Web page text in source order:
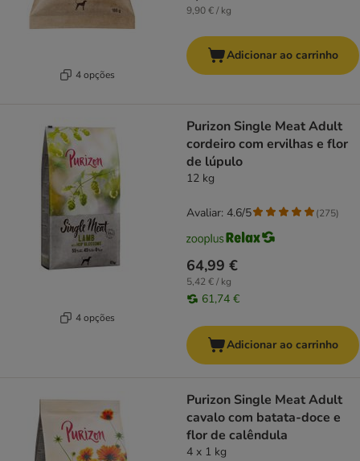
4 opções
9,90 € / kg
Adicionar ao carrinho
4 opções
Purizon Single Meat Adult
cordeiro com ervilhas e flor
de lúpulo
12 kg
64,99 €
5,42 € / kg
61,74 €
Avaliar: 4.6/5 (275)
Adicionar ao carrinho
Purizon Single Meat Adult
cavalo com batata-doce e
flor de calêndula
4 x 1 kg